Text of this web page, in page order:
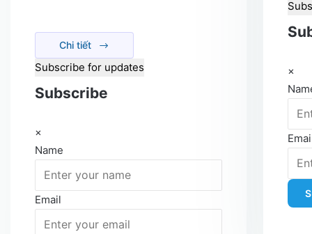
Chi tiết
Subscribe for updates
Subscribe
×
Name
Email
×